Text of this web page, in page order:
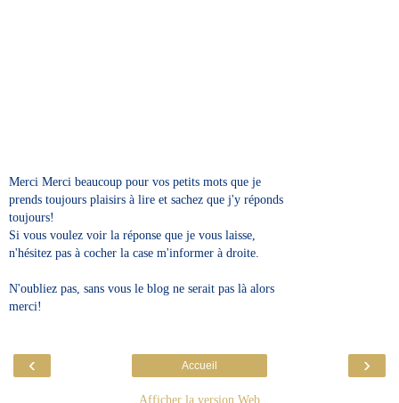
Merci Merci beaucoup pour vos petits mots que je
prends toujours plaisirs à lire et sachez que j'y réponds
toujours!
Si vous voulez voir la réponse que je vous laisse,
n'hésitez pas à cocher la case m'informer à droite.
N'oubliez pas, sans vous le blog ne serait pas là alors
merci!
‹ ›
Accueil
Afficher la version Web